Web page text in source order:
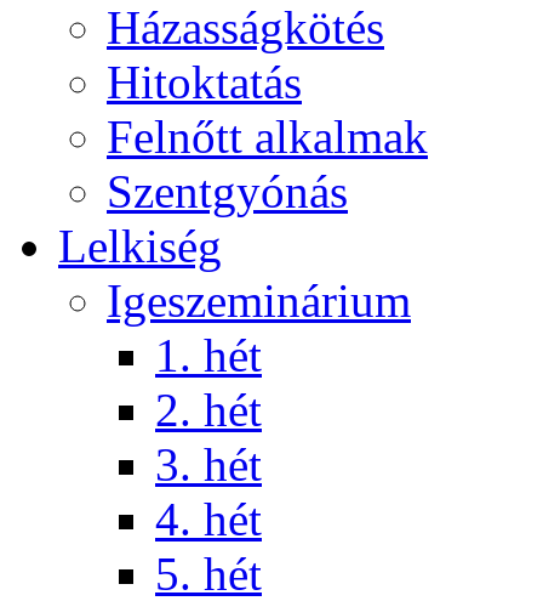
Házasságkötés
Hitoktatás
Felnőtt alkalmak
Szentgyónás
Lelkiség
Igeszeminárium
1. hét
2. hét
3. hét
4. hét
5. hét